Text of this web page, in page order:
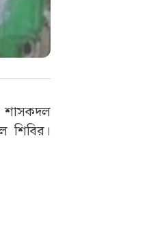
শাসকদল
শিবির।